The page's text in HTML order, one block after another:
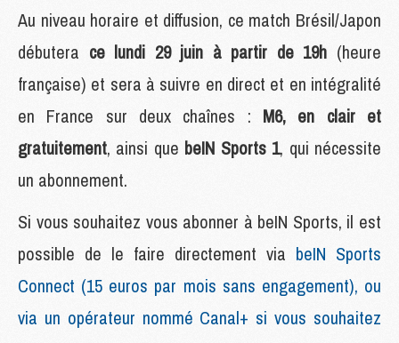
Au niveau horaire et diffusion, ce match Brésil/Japon
débutera ce lundi 29 juin à partir de 19h (heure
française) et sera à suivre en direct et en intégralité
en France sur deux chaînes : M6, en clair et
gratuitement, ainsi que beIN Sports 1, qui nécessite
un abonnement.
Si vous souhaitez vous abonner à beIN Sports, il est
possible de le faire directement via beIN Sports
Connect (15 euros par mois sans engagement), ou
via un opérateur nommé Canal+ si vous souhaitez